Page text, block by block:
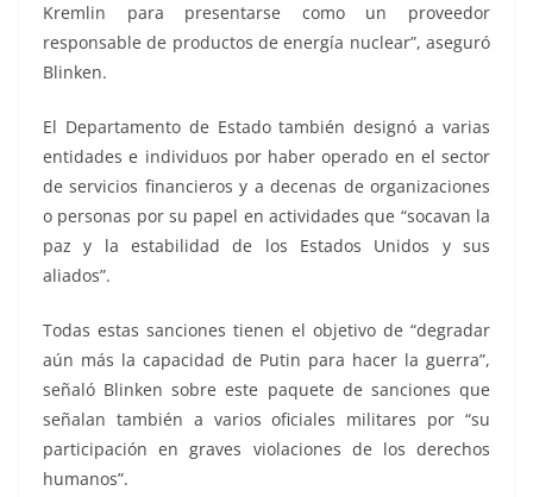
Kremlin para presentarse como un proveedor
responsable de productos de energía nuclear”, aseguró
Blinken.
El Departamento de Estado también designó a varias
entidades e individuos por haber operado en el sector
de servicios financieros y a decenas de organizaciones
o personas por su papel en actividades que “socavan la
paz y la estabilidad de los Estados Unidos y sus
aliados”.
Todas estas sanciones tienen el objetivo de “degradar
aún más la capacidad de Putin para hacer la guerra”,
señaló Blinken sobre este paquete de sanciones que
señalan también a varios oficiales militares por “su
participación en graves violaciones de los derechos
humanos”.